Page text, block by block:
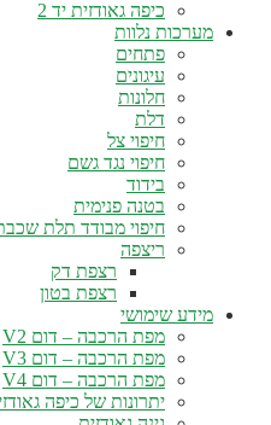
כיפה גאודזית יד 2
מערכות נלוות
פתחים
עיגונים
חלונות
דלת
חיפוי צל
חיפוי נגד גשם
בידוד
בטנה פנימית
חיפוי מבודד תלת שכבתי
ריצפה
רצפת דק
רצפת בטון
מידע שימושי
מפת הרכבה – דום V2
מפת הרכבה – דום V3
מפת הרכבה – דום V4
יתרונות של כיפה גאודזית